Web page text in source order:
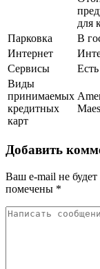
для
Парковка
В
Интернет
Сервисы
Виды
принимаемых
кредитных
карт
Добавить
Ваш e-mail не
помечены *